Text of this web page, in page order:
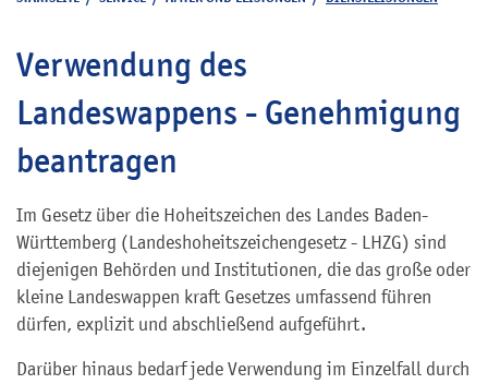
Verwendung des
Landeswappens - Genehmigung
beantragen
Im Gesetz über die Hoheitszeichen des Landes Baden-
Württemberg (Landeshoheitszeichengesetz - LHZG) sind
diejenigen Behörden und Institutionen, die das große oder
kleine Landeswappen kraft Gesetzes umfassend führen
dürfen, explizit und abschließend aufgeführt.
Darüber hinaus bedarf jede Verwendung im Einzelfall durch